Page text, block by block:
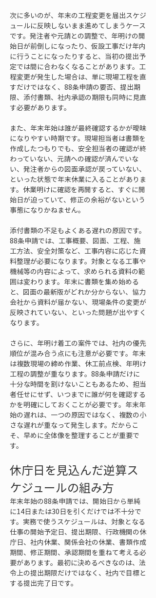
次に多いのが、年末の工程変更を届出スケジ
ュールに反映しないまま進めてしまうケース
です。発注者や元請との調整で、年明けの開
始日が前倒しになったり、仮設工事だけ年内
に行うことになったりすると、当初の提出予
定では間に合わなくなることがあります。工
程変更が発生した場合は、単に現場工程を直
すだけではなく、88条申請の要否、提出期
限、添付書類、社内承認の期限も同時に見直
す必要があります。
また、年末年始は誰が最終確認するかが曖昧
になりやすい時期です。現場担当者は書類を
作成したつもりでも、安全担当者の確認が終
わっていない、元請への確認が済んでいな
い、発注者からの図面承認が戻っていない、
といった状態で年末休業に入ることがありま
す。休業明けに確認を再開すると、すぐに開
始日が迫っていて、修正の余裕がないという
事態になりかねません。
添付書類の不足もよくある遅れの原因です。
88条申請では、工事概要、図面、工程、施
工方法、安全対策など、工事内容に応じた資
料整理が必要になります。対象となる工事や
機械等の内容によって、求められる資料の範
囲は変わります。年末に書類を集め始める
と、図面の最新版がどれか分からない、協力
会社から資料が届かない、現場条件の変更が
反映されていない、といった問題が出やすく
なります。
さらに、年明け着工の案件では、社内の優先
順位が混み合う点にも注意が必要です。年末
は複数現場の締め作業、休工前点検、年明け
工程の調整が重なります。88条申請だけに
十分な時間を割けないこともあるため、担当
者任せにせず、いつまでに誰が何を確認する
かを明確にしておくことが必要です。年末年
始の遅れは、一つの原因ではなく、複数の小
さな遅れが重なって発生します。だからこ
そ、早めに全体像を整理することが重要で
す。
休庁日を見込んだ逆算ス
ケジュールの組み方
年末年始の88条申請では、開始日から単純
に14日または30日を引くだけでは不十分で
す。実務で使うスケジュールは、対象となる
仕事の開始予定日、提出期限、行政機関の休
庁日、社内休業、関係会社の休業、書類作成
期間、修正期間、承認期間を重ねて考える必
要があります。最初に決めるべきなのは、法
令上の提出期限だけではなく、社内で目標と
する提出完了日です。